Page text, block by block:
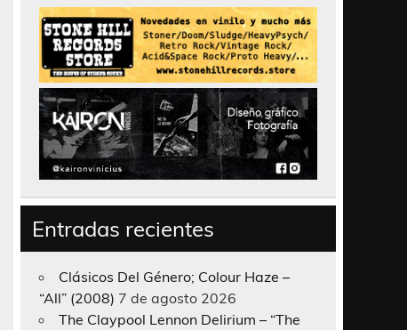
Entradas recientes
Clásicos Del Género; Colour Haze –
“All” (2008) 7 de agosto 2026
The Claypool Lennon Delirium – “The